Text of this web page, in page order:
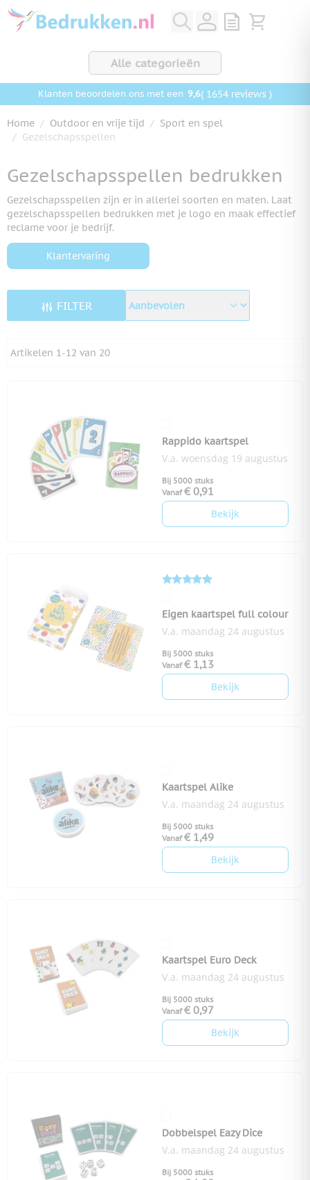
Ga naar de inhoud
View quote,
Bekijk
Alle categorieën
Klanten beoordelen ons met een 9,6( 1654 reviews )
Home / Outdoor en vrije tijd / Sport en spel
/ Gezelschapsspellen
Gezelschapsspellen bedrukken
Gezelschapsspellen zijn er in allerlei soorten en maten. Laat
gezelschapsspellen bedrukken met je logo en maak effectief
reclame voor je bedrijf.
Klantervaring
FILTER
Artikelen 1-12 van 20
Rappido kaartspel
V.a. woensdag 19 augustus
Bij 5000 stuks
Vanaf € 0,91
Bekijk
Eigen kaartspel full colour
V.a. maandag 24 augustus
Bij 5000 stuks
Vanaf € 1,13
Bekijk
Kaartspel Alike
V.a. maandag 24 augustus
Bij 5000 stuks
Vanaf € 1,49
Bekijk
Kaartspel Euro Deck
V.a. maandag 24 augustus
Bij 5000 stuks
Vanaf € 0,97
Bekijk
Dobbelspel Eazy Dice
V.a. maandag 24 augustus
Bij 5000 stuks